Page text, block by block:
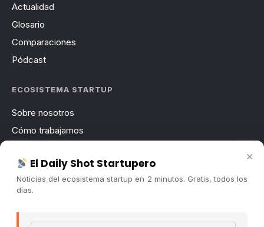
Actualidad
Glosario
Comparaciones
Pódcast
ECOSISTEMA STARTUP
Sobre nosotros
Cómo trabajamos
Contacto
Publicidad
×
El Daily Shot Startupero
Noticias del ecosistema startup en 2 minutos. Gratis, todos los
días.